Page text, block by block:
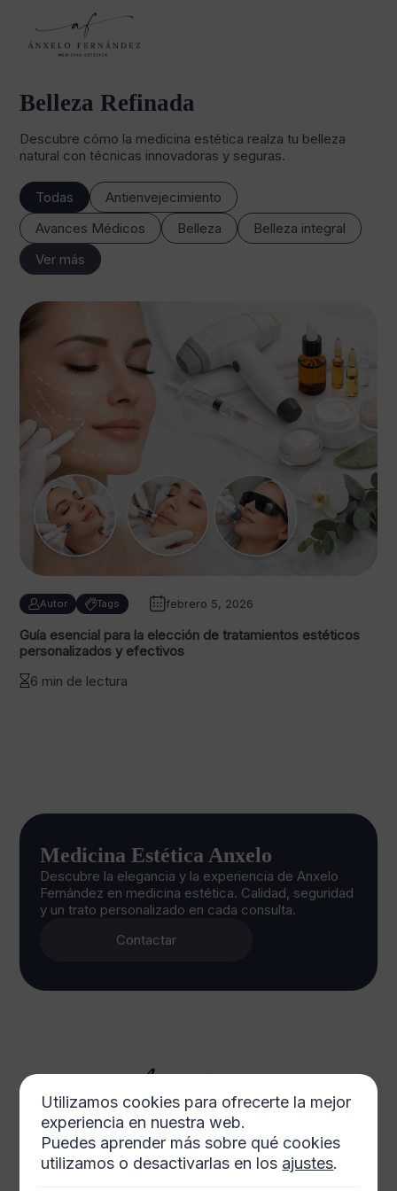
Belleza Refinada
Descubre cómo la medicina estética realza tu belleza
natural con técnicas innovadoras y seguras.
Todas
Antienvejecimiento
Avances Médicos
Belleza
Belleza integral
Ver más
Autor Tags febrero 5, 2026
Guía esencial para la elección de tratamientos estéticos
personalizados y efectivos
6 min de lectura
Medicina Estética Anxelo
Descubre la elegancia y la experiencia de Anxelo
Fernández en medicina estética. Calidad, seguridad
y un trato personalizado en cada consulta.
Contactar
Utilizamos cookies para ofrecerte la mejor
experiencia en nuestra web.
Puedes aprender más sobre qué cookies
utilizamos o desactivarlas en los ajustes.